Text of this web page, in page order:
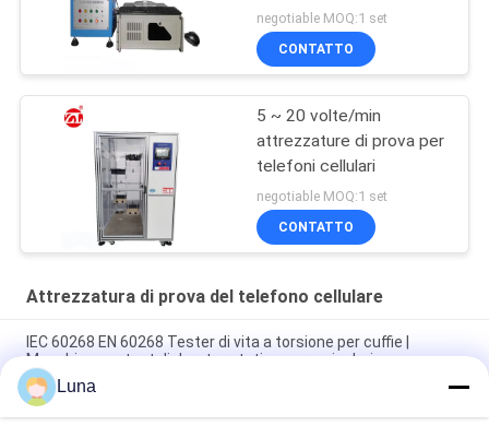
carico per la chiave
rifornisce il bottone
negotiable MOQ:1 set
CONTATTO
5 ~ 20 volte/min
attrezzature di prova per
telefoni cellulari
negotiable MOQ:1 set
CONTATTO
Attrezzatura di prova del telefono cellulare
IEC 60268 EN 60268 Tester di vita a torsione per cuffie |
Macchina per test di durata rotativa per auricolari
USB-IF EIA-364-13 IEC 60512 Caricabatterie USB per cellulari
Luna